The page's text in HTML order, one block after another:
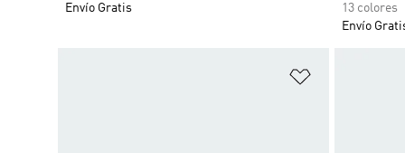
Envío Gratis
13 colores
Envío
Añadir a la